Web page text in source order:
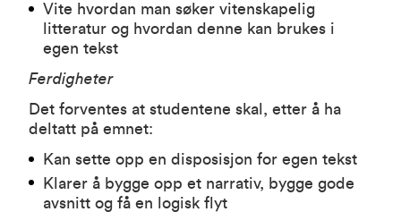
Vite hvordan man søker vitenskapelig
litteratur og hvordan denne kan brukes i
egen tekst
Ferdigheter
Det forventes at studentene skal, etter å ha
deltatt på emnet:
Kan sette opp en disposisjon for egen tekst
Klarer å bygge opp et narrativ, bygge gode
avsnitt og få en logisk flyt